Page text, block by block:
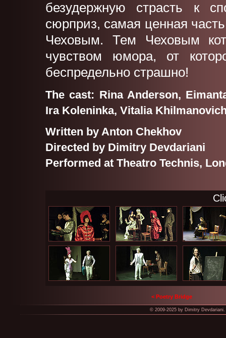
безудержную страсть к
сюрприз, самая ценная
Чеховым. Тем Чеховым
чувством юмора, от
беспредельно страшно!
The cast: Rina Anderson,
Ira Koleninka, Vitalia
Written by Anton Chekhov
Directed by Dimitry Devdariani
Performed at Theatro Technis,
< Poetry Bridge
© 2009-2025 by Dimitry